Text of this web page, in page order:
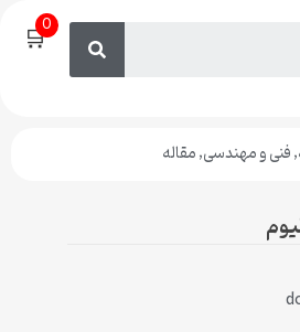
🛒0
,فنی و مهندسی,مقاله